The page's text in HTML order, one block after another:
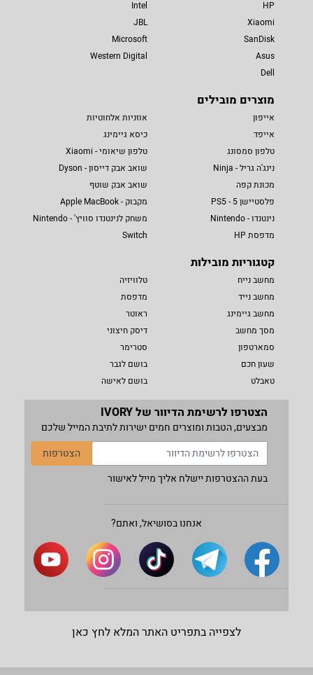
HP
Xiaomi
SanDisk
Asus
Dell
Intel
JBL
Microsoft
Western Digital
מוצרים מובילים
אייפון
אייפד
טלפון סמסונג
נינג'ה גריל - Ninja
מכונת קפה
פלסטיישן 5 - PS5
נינטנדו - Nintendo
מדפסת HP
אוזניות אלחוטיות
כיסא גיימינג
טלפון שיאומי - Xiaomi
שואב אבק דייסון - Dyson
שואב אבק שוטף
מקבוק - Apple MacBook
משחק לנינטנדו סוויץ' - Nintendo
Switch
קטגוריות מובילות
מחשב נייח
מחשב נייד
מחשב גיימינג
מסך מחשב
סמארטפון
שעון חכם
טאבלט
טלוויזיה
מדפסת
ראוטר
דיסק חיצוני
סטרימר
בושם לגבר
בושם לאישה
הצטרפו לרשימת הדיוור של IVORY
מבצעים, הטבות ומוצרים חמים ישירות לתיבת המייל שלכם
הצטרפות
בעת ההצטרפות יישלח אליך מייל לאישור
אנחנו בסושיאל, ואתם?
לצפייה בתפריט האתר המלא לחץ כאן